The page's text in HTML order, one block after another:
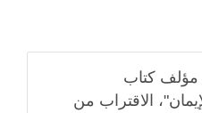
مؤلف كتاب
الاقتراب من